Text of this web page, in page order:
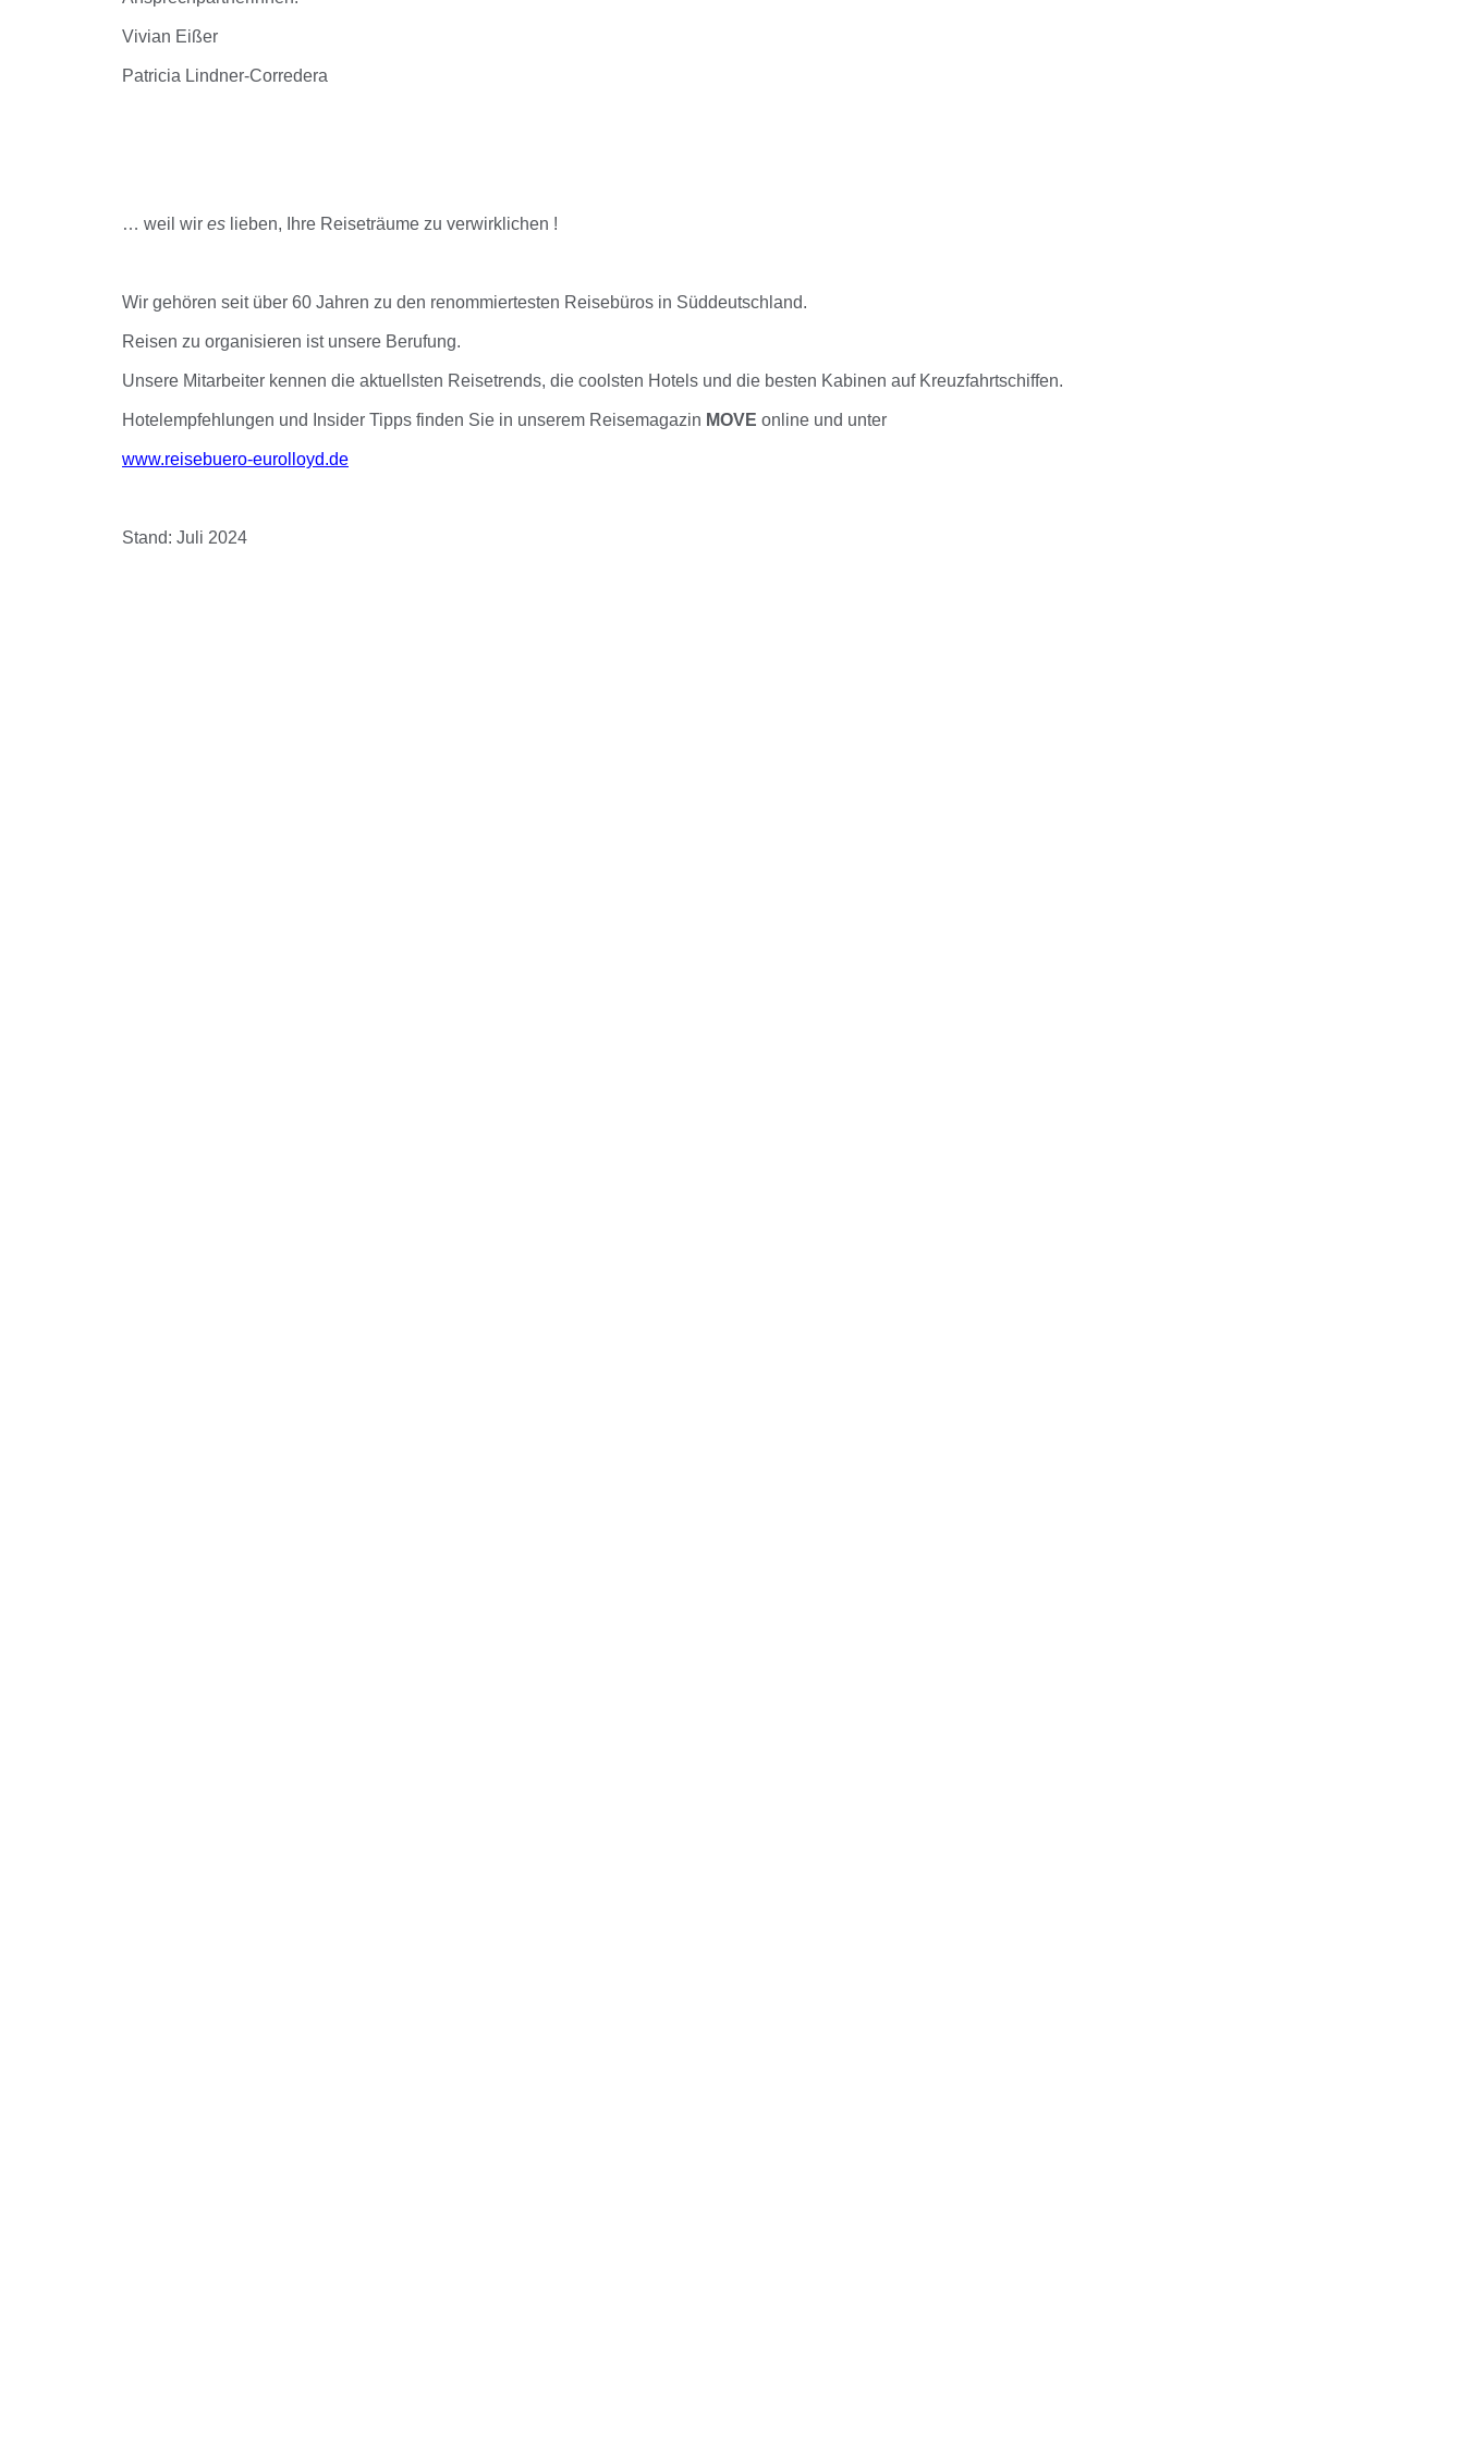
Vivian Eißer
Patricia Lindner-Corredera
… weil wir es lieben, Ihre Reiseträume zu verwirklichen !
Wir gehören seit über 60 Jahren zu den renommiertesten Reisebüros in Süddeutschland.
Reisen zu organisieren ist unsere Berufung.
Unsere Mitarbeiter kennen die aktuellsten Reisetrends, die coolsten Hotels und die besten Kabinen auf Kreuzfahrtschiffen.
Hotelempfehlungen und Insider Tipps finden Sie in unserem Reisemagazin MOVE online und unter
www.reisebuero-eurolloyd.de
Stand: Juli 2024